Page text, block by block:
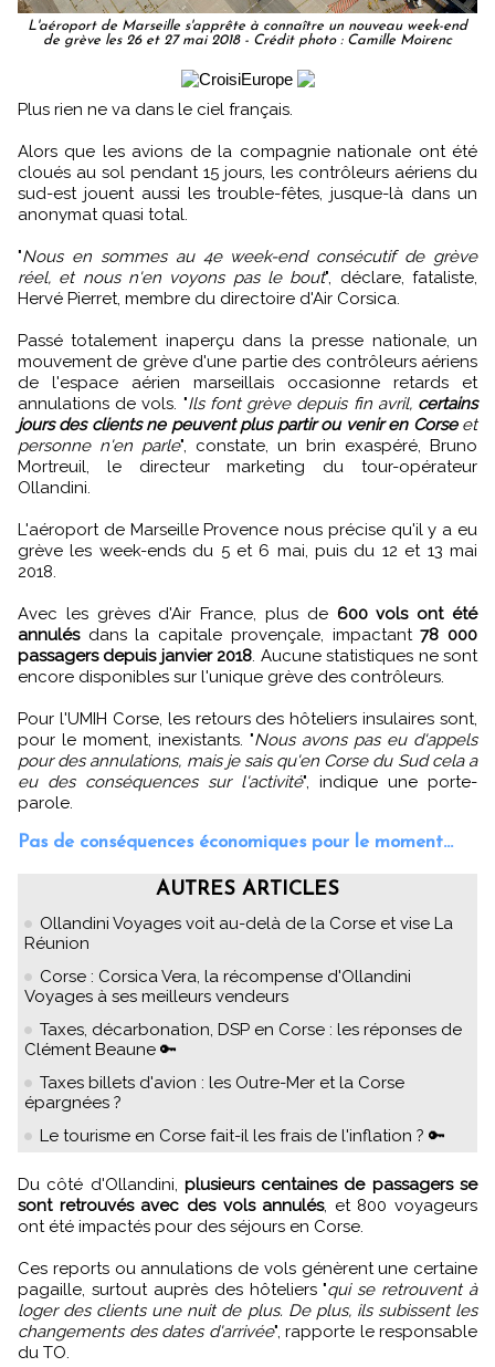
L'aéroport de Marseille s'apprête à connaître un nouveau week-end
de grève les 26 et 27 mai 2018 - Crédit photo : Camille Moirenc
Plus rien ne va dans le ciel français.
Alors que les avions de la compagnie nationale ont été
cloués au sol pendant 15 jours, les contrôleurs aériens du
sud-est jouent aussi les trouble-fêtes, jusque-là dans un
anonymat quasi total.
"Nous en sommes au 4e week-end consécutif de grève
réel, et nous n'en voyons pas le bout", déclare, fataliste,
Hervé Pierret, membre du directoire d'Air Corsica.
Passé totalement inaperçu dans la presse nationale, un
mouvement de grève d'une partie des contrôleurs aériens
de l'espace aérien marseillais occasionne retards et
annulations de vols. "Ils font grève depuis fin avril, certains
jours des clients ne peuvent plus partir ou venir en Corseet
personne n'en parle", constate, un brin exaspéré, Bruno
Mortreuil, le directeur marketing du tour-opérateur
Ollandini.
L'aéroport de Marseille Provence nous précise qu'il y a eu
grève les week-ends du 5 et 6 mai, puis du 12 et 13 mai
2018.
Avec les grèves d'Air France, plus de 600 vols ont été
annulésdans la capitale provençale, impactant78 000
passagers depuis janvier 2018. Aucune statistiques ne sont
encore disponibles sur l'unique grève des contrôleurs.
Pour l'UMIH Corse, les retours des hôteliers insulaires sont,
pour le moment, inexistants. "Nous avons pas eu d'appels
pour des annulations, mais je sais qu'en Corse du Sud cela a
eu des conséquences sur l'activité", indique une porte-
parole.
Pas de conséquences économiques pour le moment...
AUTRES ARTICLES
Ollandini Voyages voit au-delà de la Corse et vise La
Réunion
Corse : Corsica Vera, la récompense d'Ollandini
Voyages à ses meilleurs vendeurs
Taxes, décarbonation, DSP en Corse : les réponses de
Clément Beaune 🔑
Taxes billets d'avion : les Outre-Mer et la Corse
épargnées ?
Le tourisme en Corse fait-il les frais de l'inflation ? 🔑
Du côté d'Ollandini, plusieurs centaines de passagers se
sont retrouvés avec des vols annulés, et 800 voyageurs
ont été impactés pour des séjours en Corse.
Ces reports ou annulations de vols génèrent une certaine
pagaille, surtout auprès des hôteliers "qui se retrouvent à
loger des clients une nuit de plus. De plus, ils subissent les
changements des dates d'arrivée", rapporte le responsable
du TO.